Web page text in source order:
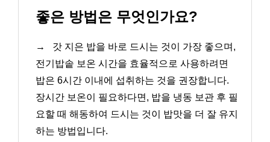
좋은 방법은 무엇인가요?
→
갓 지은 밥을 바로 드시는 것이 가장 좋으며,
전기밥솥 보온 시간을 효율적으로 사용하려면
밥은 6시간 이내에 섭취하는 것을 권장합니다.
장시간 보온이 필요하다면, 밥을 냉동 보관 후 필
요할 때 해동하여 드시는 것이 밥맛을 더 잘 유지
하는 방법입니다.